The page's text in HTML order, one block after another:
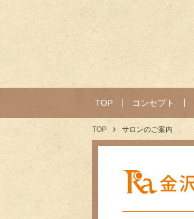
TOP コンセプト
TOP サロンのご案内